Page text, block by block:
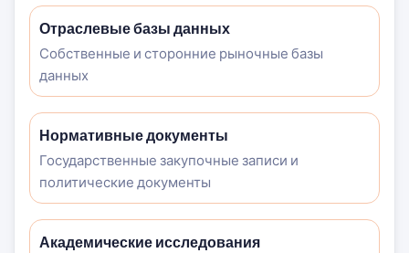
Отраслевые базы данных
Собственные и сторонние рыночные базы
данных
Нормативные документы
Государственные закупочные записи и
политические документы
Академические исследования